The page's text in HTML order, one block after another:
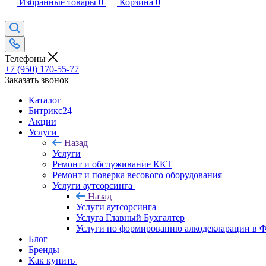
Избранные товары 0 Корзина 0
Телефоны
+7 (950) 170-55-77
Заказать звонок
Каталог
Битрикс24
Акции
Услуги
Назад
Услуги
Ремонт и обслуживание ККТ
Ремонт и поверка весового оборудования
Услуги аутсорсинга
Назад
Услуги аутсорсинга
Услуга Главный Бухгалтер
Услуги по формированию алкодекларации в
Блог
Бренды
Как купить